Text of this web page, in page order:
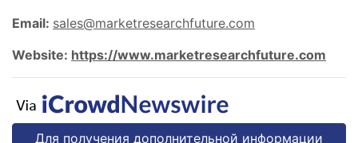
Email: sales@marketresearchfuture.com
Website: https://www.marketresearchfuture.com
Для получения дополнительной информации